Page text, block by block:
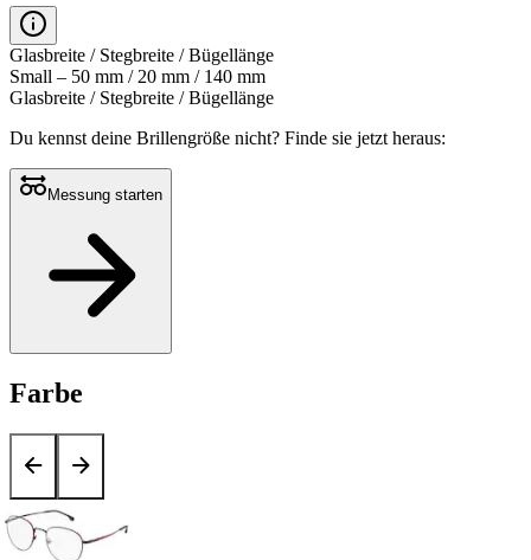
Glasbreite / Stegbreite / Bügellänge
Small – 50 mm / 20 mm / 140 mm
Glasbreite / Stegbreite / Bügellänge
Du kennst deine Brillengröße nicht? Finde sie jetzt heraus:
Messung starten
Farbe